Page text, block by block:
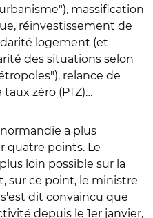
massification
réinvestissement de
logement (et
des situations selon
relance de
taux zéro (PTZ)…
a plus
quatre points. Le
loin possible sur la
sur ce point, le ministre
dit convaincu que
depuis le 1er janvier,